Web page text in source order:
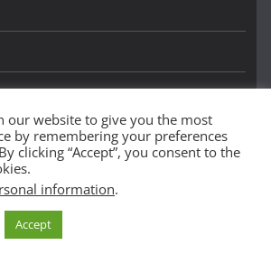
NIEVE AZUL 360
by ThemeGrill. Powered by
our website to give you the most
by remembering your preferences
clicking “Accept”, you consent to the
information.
Accept